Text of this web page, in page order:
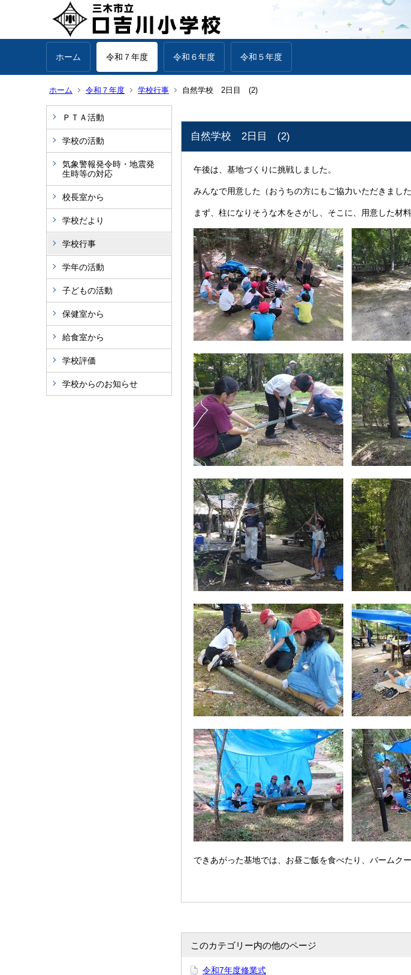
ホーム 令和７年度 令和６年度 令和５年度
ホーム 令和７年度 学校行事 自然学校 2日目 (2)
ＰＴＡ活動
学校の活動
気象警報発令時・地震発
生時等の対応
校長室から
学校だより
学校行事
学年の活動
子どもの活動
保健室から
給食室から
学校評価
学校からのお知らせ
自然学校 2日目 (2)
午後は、基地づくりに挑戦しました。
みんなで用意した（おうちの方にもご協力いただきまし
まず、柱になりそうな木をさがし、そこに、用意した材
できあがった基地では、お昼ご飯を食べたり、バームク
このカテゴリー内の他のページ
令和7年度修業式